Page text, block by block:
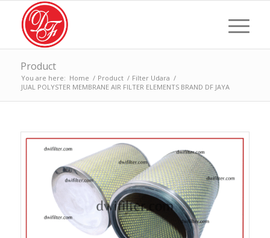
Product
You are here: Home / Product / Filter Udara /
JUAL POLYSTER MEMBRANE AIR FILTER ELEMENTS BRAND DF JAYA